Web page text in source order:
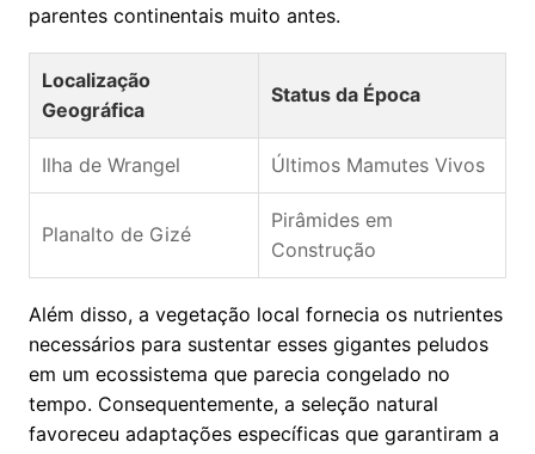
parentes continentais muito antes.
Localização
Geográfica
Status da Época
Ilha de Wrangel Últimos Mamutes Vivos
Planalto de Gizé
Pirâmides em
Construção
Além disso, a vegetação local fornecia os nutrientes
necessários para sustentar esses gigantes peludos
em um ecossistema que parecia congelado no
tempo. Consequentemente, a seleção natural
favoreceu adaptações específicas que garantiram a